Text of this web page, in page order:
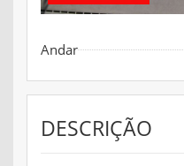
Andar
DESCRIÇÃO